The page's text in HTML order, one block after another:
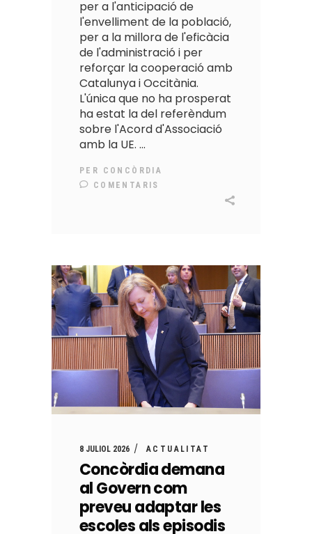
per a l'anticipació de
l'envelliment de la població,
per a la millora de l'eficàcia
de l'administració i per
reforçar la cooperació amb
Catalunya i Occitània.
L'única que no ha prosperat
ha estat la del referèndum
sobre l'Acord d'Associació
amb la UE.
PER CONCÒRDIA
COMENTARIS
8 JULIOL 2026 ACTUALITAT
Concòrdia demana
al Govern com
preveu adaptar les
escoles als episodis